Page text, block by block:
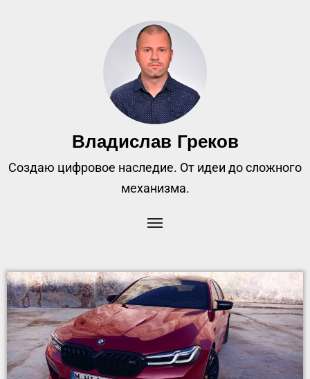
Владислав Греков
Создаю цифровое наследие. От идеи до сложного
механизма.